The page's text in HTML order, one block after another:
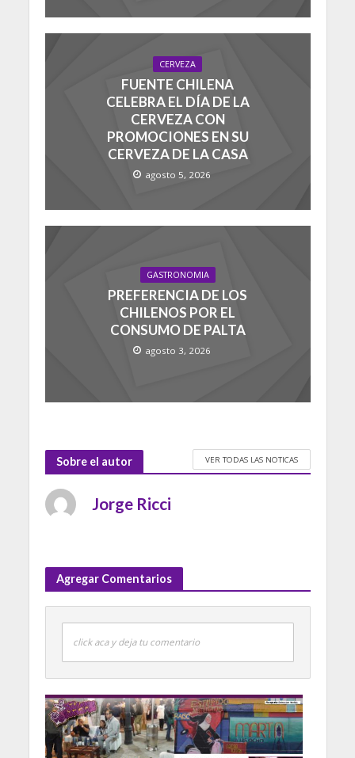
CERVEZA
FUENTE CHILENA
CELEBRA EL DÍA DE LA
CERVEZA CON
PROMOCIONES EN SU
CERVEZA DE LA CASA
agosto 5, 2026
GASTRONOMIA
PREFERENCIA DE LOS
CHILENOS POR EL
CONSUMO DE PALTA
agosto 3, 2026
Sobre el autor VER TODAS LAS NOTICAS
Jorge Ricci
Agregar Comentarios
click aca y deja tu comentario